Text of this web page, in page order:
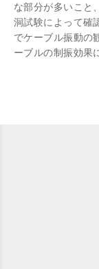
な部分が多いこと
洞試験によって確
でケーブル振動の
ーブルの制振効果